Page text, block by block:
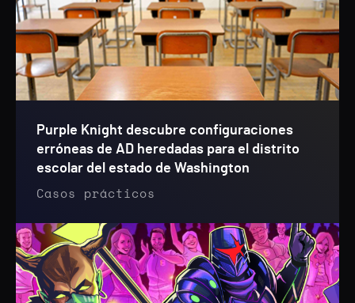
Purple Knight descubre configuraciones
erróneas de AD heredadas para el distrito
escolar del estado de Washington
Casos prácticos